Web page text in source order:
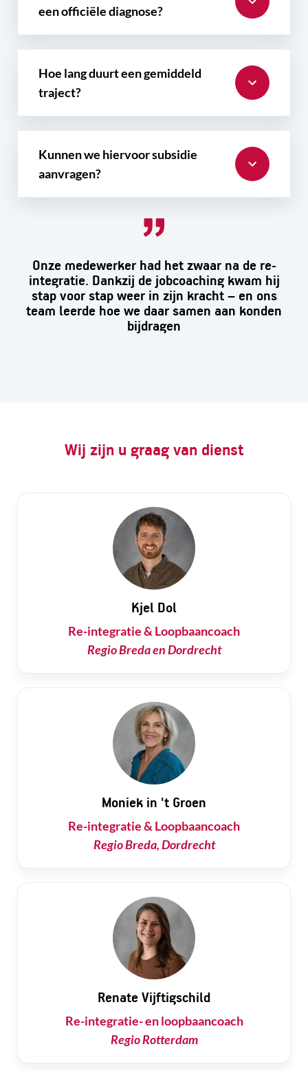
een officiële diagnose?
Hoe lang duurt een gemiddeld
traject?
Kunnen we hiervoor subsidie
aanvragen?
Onze medewerker had het zwaar na de re-
integratie. Dankzij de jobcoaching kwam hij
stap voor stap weer in zijn kracht – en ons
team leerde hoe we daar samen aan konden
bijdragen
Wij zijn u graag van dienst
Kjel Dol
Re-integratie & Loopbaancoach
Regio Breda en Dordrecht
Moniek in 't Groen
Re-integratie & Loopbaancoach
Regio Breda, Dordrecht
Renate Vijftigschild
Re-integratie- en loopbaancoach
Regio Rotterdam